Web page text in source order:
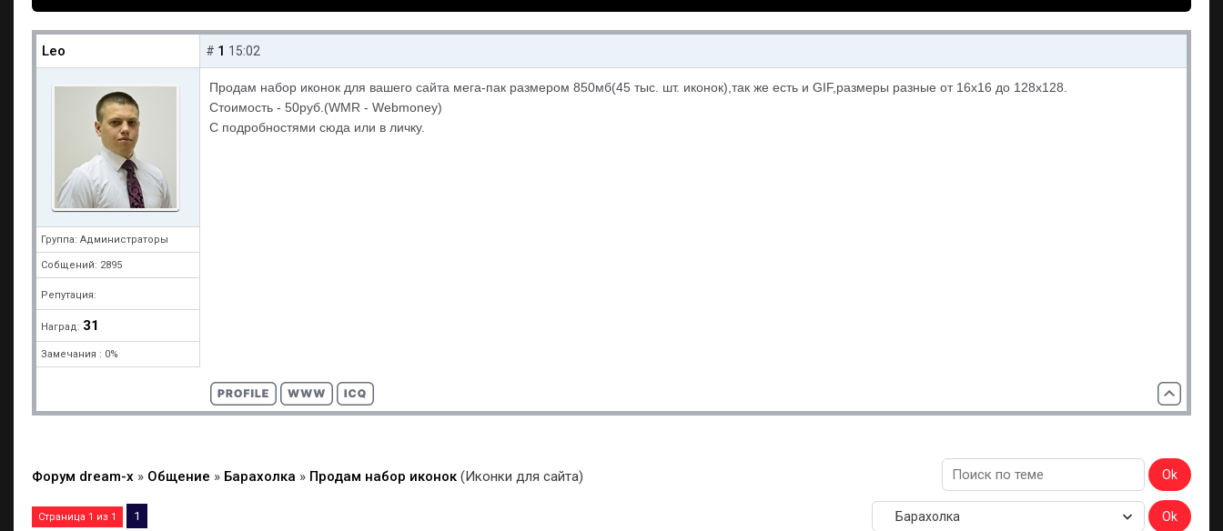
Leo
Группа: Администраторы
Собщений: 2895
Репутация:
Наград: 31
Замечания : 0%
# 1 15:02
Продам набор иконок для вашего сайта мега-пак размером 850мб(45 тыс. шт. иконок),так же есть и GIF,размеры разные от 16х16 до 128х128.
Стоимость - 50руб.(WMR - Webmoney)
С подробностями сюда или в личку.
Форум dream-x » Общение » Барахолка » Продам набор иконок (Иконки для сайта)
Страница 1 из 1 1